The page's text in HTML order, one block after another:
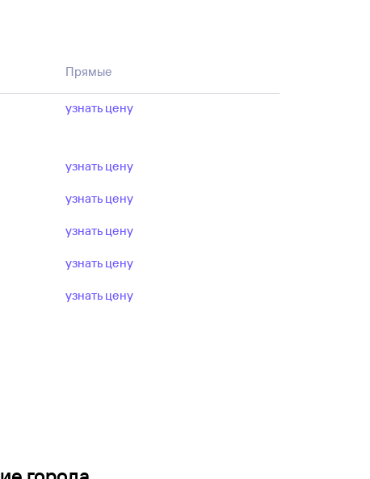
Прямые
узнать цену
узнать цену
узнать цену
узнать цену
узнать цену
узнать цену